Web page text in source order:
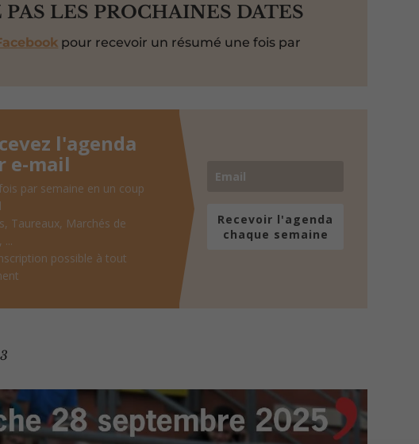
LES PROCHAINES DATES
pour recevoir un résumé une fois par
l'agenda
e-mail
par semaine en un coup
Taureaux, Marchés de
...
possible à tout
Recevoir l'agenda
chaque semaine